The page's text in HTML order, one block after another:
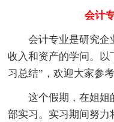
会计专
会计专业是研究企
收入和资产的学问。以
习总结”，欢迎大家参
这个假期，在姐姐
部实习。实习期间努